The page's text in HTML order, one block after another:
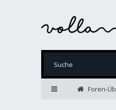
Foren-